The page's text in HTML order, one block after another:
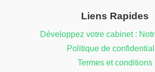
Liens Rapides
Développez votre cabinet :
Politique de
Termes et conditions